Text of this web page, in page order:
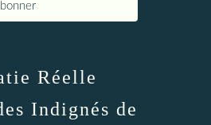
Réelle
Indignés de